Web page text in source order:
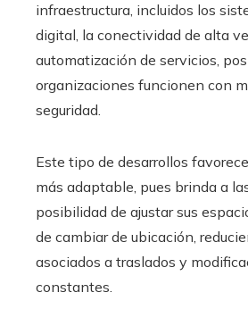
infraestructura, incluidos los
digital, la conectividad de alta
automatización de servicios,
organizaciones funcionen con
seguridad.
Este tipo de desarrollos
más adaptable, pues brinda a
posibilidad de ajustar sus
de cambiar de ubicación,
asociados a traslados y
constantes.